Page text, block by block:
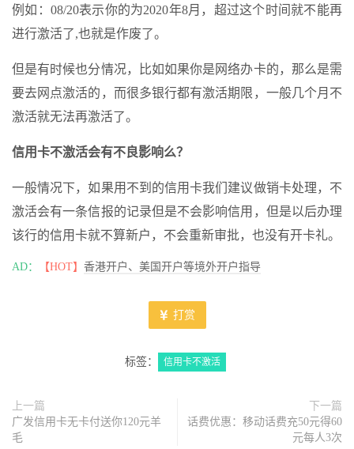
例如：08/20表示你的为2020年8月，超过这个时间就不能再
进行激活了,也就是作废了。
但是有时候也分情况，比如如果你是网络办卡的，那么是需
要去网点激活的，而很多银行都有激活期限，一般几个月不
激活就无法再激活了。
信用卡不激活会有不良影响么？
一般情况下，如果用不到的信用卡我们建议做销卡处理，不
激活会有一条信报的记录但是不会影响信用，但是以后办理
该行的信用卡就不算新户，不会重新审批，也没有开卡礼。
AD： 【HOT】 香港开户、美国开户等境外开户指导
打赏
标签： 信用卡不激活
上一篇
广发信用卡无卡付送你120元羊
毛
下一篇
话费优惠：移动话费充50元得60
元每人3次